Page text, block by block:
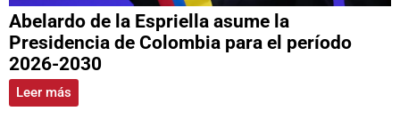
Abelardo de la Espriella asume la
Presidencia de Colombia para el período
2026-2030
Leer más